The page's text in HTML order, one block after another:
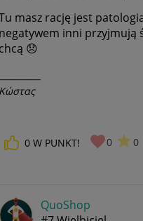
masz rację jest
negatywem inni przyjmują
chcą 😞
Κώστας
0 W PUNKT! 0 0
QuoShop